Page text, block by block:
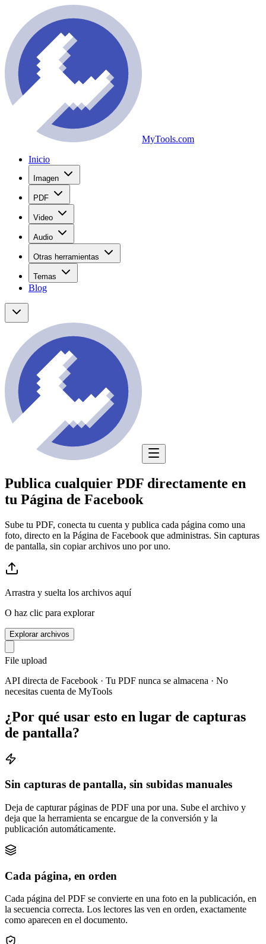
MyTools.com
Inicio
Imagen
PDF
Video
Audio
Otras herramientas
Temas
Blog
Publica cualquier PDF directamente en
tu Página de Facebook
Sube tu PDF, conecta tu cuenta y publica cada página como una
foto, directo en la Página de Facebook que administras. Sin capturas
de pantalla, sin copiar archivos uno por uno.
Arrastra y suelta los archivos aquí
O haz clic para explorar
Explorar archivos
File upload
API directa de Facebook · Tu PDF nunca se almacena · No
necesitas cuenta de MyTools
¿Por qué usar esto en lugar de capturas
de pantalla?
Sin capturas de pantalla, sin subidas manuales
Deja de capturar páginas de PDF una por una. Sube el archivo y
deja que la herramienta se encargue de la conversión y la
publicación automáticamente.
Cada página, en orden
Cada página del PDF se convierte en una foto en la publicación, en
la secuencia correcta. Los lectores las ven en orden, exactamente
como aparecen en el documento.